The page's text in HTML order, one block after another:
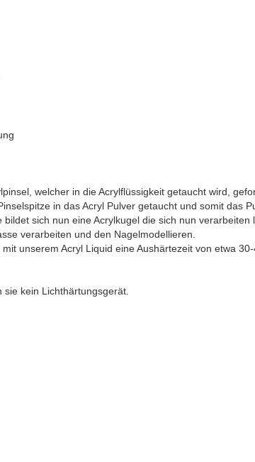
welcher in die Acrylflüssigkeit getaucht wird,
in das Acryl Pulver getaucht und somit das
sich nun eine Acrylkugel die sich nun verarbeiten
verarbeiten und den Nagelmodellieren.
unserem Acryl Liquid eine Aushärtezeit von etwa
kein Lichthärtungsgerät.